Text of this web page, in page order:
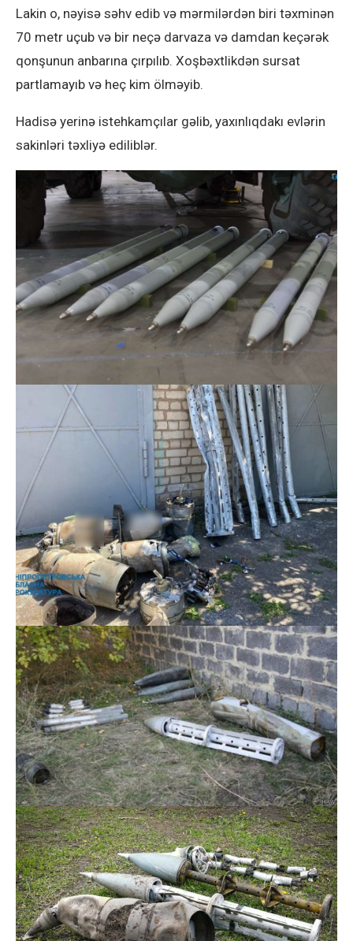
Lakin o, nəyisə səhv edib və mərmilərdən biri təxminən
70 metr uçub və bir neçə darvaza və damdan keçərək
qonşunun anbarına çırpılıb. Xoşbəxtlikdən sursat
partlamayıb və heç kim ölməyib.
Hadisə yerinə istehkamçılar gəlib, yaxınlıqdakı evlərin
sakinləri təxliyə ediliblər.